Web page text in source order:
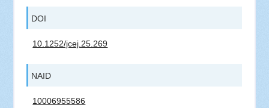
DOI
10.1252/jcej.25.269
NAID
10006955586